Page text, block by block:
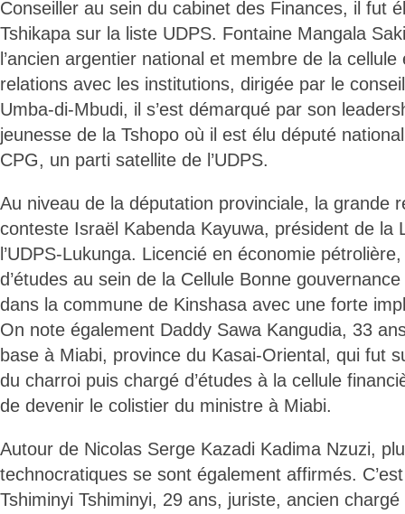
Conseiller au sein du cabinet des Finances, il fut
Tshikapa sur la liste UDPS. Fontaine Mangala
l’ancien argentier national et membre de la
relations avec les institutions, dirigée par le
Umba-di-Mbudi, il s’est démarqué par son
jeunesse de la Tshopo où il est élu député
CPG, un parti satellite de l’UDPS.
Au niveau de la députation provinciale, la grande
conteste Israël Kabenda Kayuwa, président de la
l’UDPS-Lukunga. Licencié en économie
d’études au sein de la Cellule Bonne
dans la commune de Kinshasa avec une forte
On note également Daddy Sawa Kangudia, 33
base à Miabi, province du Kasai-Oriental, qui fut
du charroi puis chargé d’études à la cellule
de devenir le colistier du ministre à Miabi.
Autour de Nicolas Serge Kazadi Kadima Nzuzi,
technocratiques se sont également affirmés.
Tshiminyi Tshiminyi, 29 ans, juriste, ancien chargé